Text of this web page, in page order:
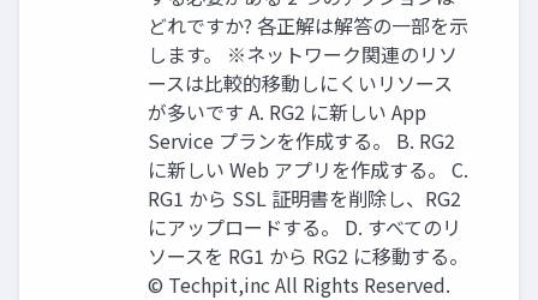
どれですか? 各正解は解答の一部を示
します。 ※ネットワーク関連のリソ
ースは比較的移動しにくいリソース
が多いです A. RG2 に新しい App
Service プランを作成する。 B. RG2
に新しい Web アプリを作成する。 C.
RG1 から SSL 証明書を削除し、RG2
にアップロードする。 D. すべてのリ
ソースを RG1 から RG2 に移動する。
© Techpit,inc All Rights Reserved.